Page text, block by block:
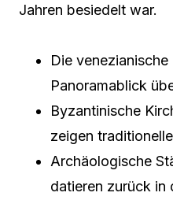
Jahren besiedelt war.
Die
Panoramablick
Byzantinische
zeigen
Archäologische
datieren zurück in